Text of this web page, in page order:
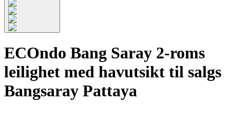
ECOndo Bang Saray 2-roms
leilighet med havutsikt til salgs
Bangsaray Pattaya